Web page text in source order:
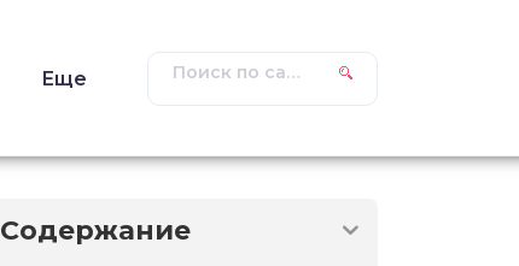
Еще
Содержание